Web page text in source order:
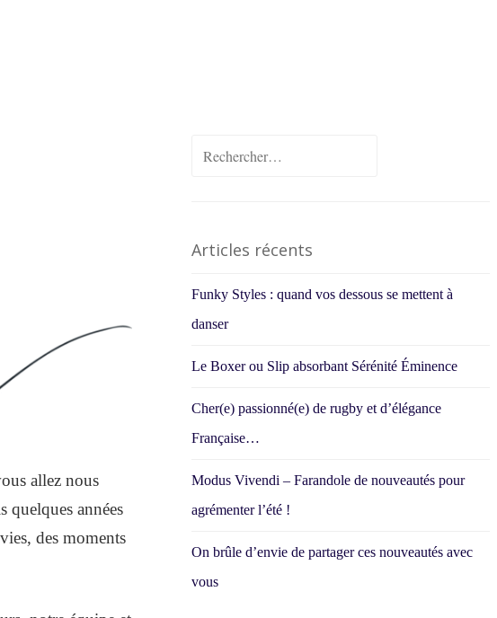
allez nous
quelques années
des moments
Rechercher :
Articles récents
Funky Styles : quand vos dessous se mettent à
danser
Le Boxer ou Slip absorbant Sérénité Éminence
Cher(e) passionné(e) de rugby et d’élégance
Française…
Modus Vivendi – Farandole de nouveautés pour
agrémenter l’été !
On brûle d’envie de partager ces nouveautés avec
vous